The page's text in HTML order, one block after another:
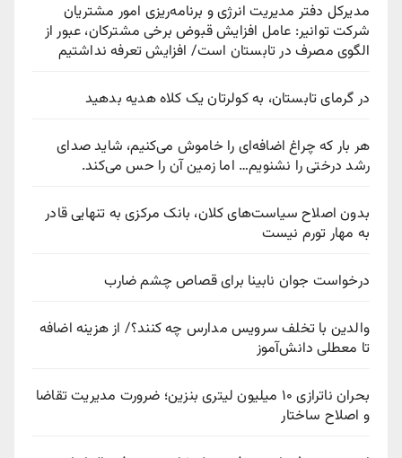
مدیرکل دفتر مدیریت انرژی و برنامه‌ریزی امور مشتریان
شرکت توانیر: عامل افزایش قبوض برخی مشترکان، عبور از
الگوی مصرف در تابستان است/ افزایش تعرفه نداشتیم
در گرمای تابستان، به کولرتان یک کلاه هدیه بدهید
هر بار که چراغ اضافه‌ای را خاموش می‌کنیم، شاید صدای
رشد درختی را نشنویم… اما زمین آن را حس می‌کند.
بدون اصلاح سیاست‌های کلان، بانک مرکزی به تنهایی قادر
به مهار تورم نیست
درخواست جوان نابینا برای قصاص چشم ضارب
والدین با تخلف سرویس مدارس چه کنند؟/ از هزینه اضافه
تا معطلی دانش‌آموز
بحران ناترازی ۱۰ میلیون لیتری بنزین؛ ضرورت مدیریت تقاضا
و اصلاح ساختار